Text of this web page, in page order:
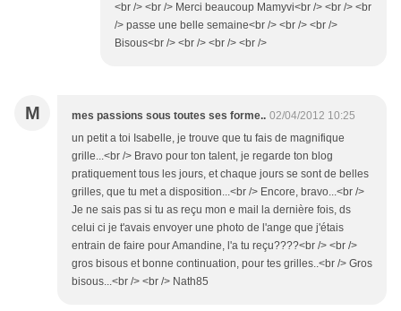
<br /> <br /> Merci beaucoup Mamyvi<br /> <br /> <br
/> passe une belle semaine<br /> <br /> <br />
Bisous<br /> <br /> <br /> <br />
M mes passions sous toutes ses forme.. 02/04/2012 10:25
un petit a toi Isabelle, je trouve que tu fais de magnifique
grille...<br /> Bravo pour ton talent, je regarde ton blog
pratiquement tous les jours, et chaque jours se sont de belles
grilles, que tu met a disposition...<br /> Encore, bravo...<br />
Je ne sais pas si tu as reçu mon e mail la dernière fois, ds
celui ci je t'avais envoyer une photo de l'ange que j'étais
entrain de faire pour Amandine, l'a tu reçu????<br /> <br />
gros bisous et bonne continuation, pour tes grilles..<br /> Gros
bisous...<br /> <br /> Nath85